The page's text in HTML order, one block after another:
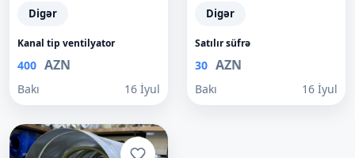
Digər
Kanal tip ventilyator
400 AZN
Bakı 16 İyul
Digər
Satılır süfrə
30 AZN
Bakı 16 İyul